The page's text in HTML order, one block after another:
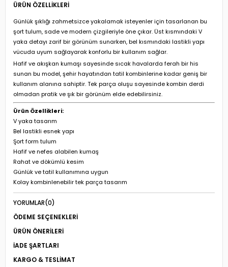
ÜRÜN ÖZELLIKLERI
Günlük şıklığı zahmetsizce yakalamak isteyenler için tasarlanan bu
şort tulum, sade ve modern çizgileriyle öne çıkar. Üst kısmındaki V
yaka detayı zarif bir görünüm sunarken, bel kısmındaki lastikli yapı
vücuda uyum sağlayarak konforlu bir kullanım sağlar.
Hafif ve akışkan kumaşı sayesinde sıcak havalarda ferah bir his
sunan bu model, şehir hayatından tatil kombinlerine kadar geniş bir
kullanım alanına sahiptir. Tek parça oluşu sayesinde kombin derdi
olmadan pratik ve şık bir görünüm elde edebilirsiniz.
Ürün Özellikleri:
V yaka tasarım
Bel lastikli esnek yapı
Şort form tulum
Hafif ve nefes alabilen kumaş
Rahat ve dökümlü kesim
Günlük ve tatil kullanımına uygun
Kolay kombinlenebilir tek parça tasarım
YORUMLAR(0)
ÖDEME SEÇENEKLERI
ÜRÜN ÖNERILERI
İADE ŞARTLARI
KARGO & TESLIMAT